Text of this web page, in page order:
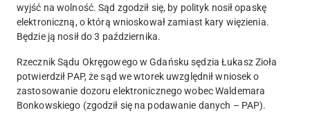
wyjść na wolność. Sąd zgodził się, by polityk nosił opaskę
elektroniczną, o którą wnioskował zamiast kary więzienia.
Będzie ją nosił do 3 października.
Rzecznik Sądu Okręgowego w Gdańsku sędzia Łukasz Zioła
potwierdził PAP, że sąd we wtorek uwzględnił wniosek o
zastosowanie dozoru elektronicznego wobec Waldemara
Bonkowskiego (zgodził się na podawanie danych – PAP).